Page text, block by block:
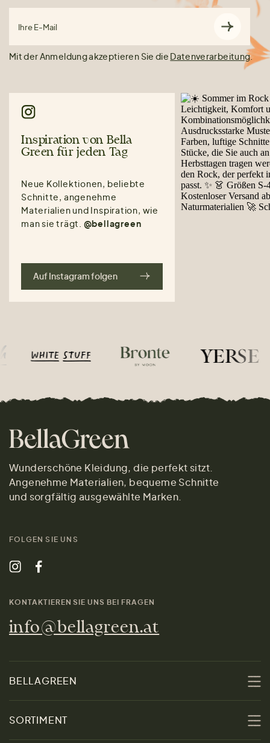
Ihre E-Mail
Mit der Anmeldung akzeptieren Sie die Datenverarbeitung.
Inspiration von Bella
Green für jeden Tag
Neue Kollektionen, beliebte
Schnitte, angenehme
Materialien und Inspiration, wie
man sie trägt. @bellagreen
Auf Instagram folgen
Wunderschöne Kleidung, die perfekt sitzt.
Angenehme Materialien, bequeme Schnitte
und sorgfältig ausgewählte Marken.
FOLGEN SIE UNS
KONTAKTIEREN SIE UNS BEI FRAGEN
info@bellagreen.at
BELLAGREEN
SORTIMENT